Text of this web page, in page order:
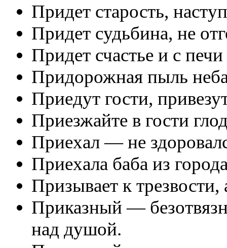
Придет старость,
Придет судьбина, не
Придет счастье и с печи
Придорожная пыль
Приедут гости,
Приезжайте в гости
Приехал — не
Приехала баба из
Призывает к
Приказный —
над душой.